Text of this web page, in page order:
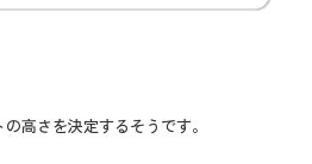
高さを決定するそうです。